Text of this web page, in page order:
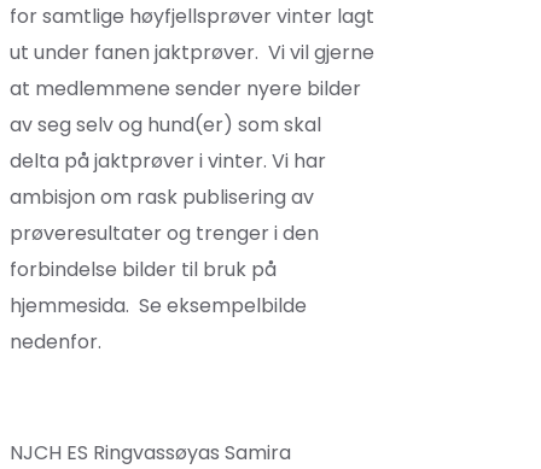
for samtlige høyfjellsprøver vinter lagt
ut under fanen jaktprøver. Vi vil gjerne
at medlemmene sender nyere bilder
av seg selv og hund(er) som skal
delta på jaktprøver i vinter. Vi har
ambisjon om rask publisering av
prøveresultater og trenger i den
forbindelse bilder til bruk på
hjemmesida. Se eksempelbilde
nedenfor.
NJCH ES Ringvassøyas Samira